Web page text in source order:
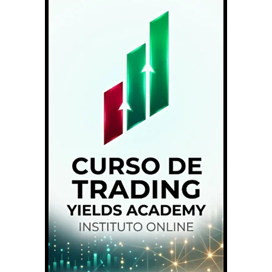
TRADING ORDER FLOW
TRADING OPCIONES
TRADING FUTUROS
TRADING INDICES
TRADING CRIPTOMONEDAS
TRADING ACCIONES
TRADING ALGORITMICO